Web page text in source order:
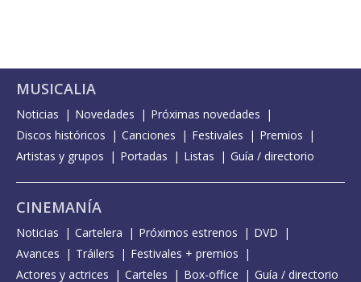
MUSICALIA
Noticias Novedades
Próximas novedades
Discos históricos
Canciones Festivales
Premios
Artistas y grupos
Portadas Listas Guía / directorio
CINEMANÍA
Noticias Cartelera Próximos estrenos
DVD
Avances
Tráilers
Festivales + premios
Actores y actrices
Carteles Box-office Guía / directorio